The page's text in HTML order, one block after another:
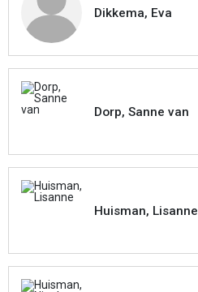
Dikkema, Eva
Dorp, Sanne van
Huisman, Lisanne